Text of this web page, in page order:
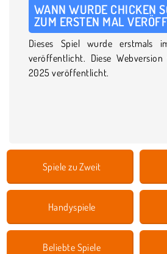
WANN WURDE CHICKEN
ZUM ERSTEN MAL
Dieses Spiel wurde erstmals
veröffentlicht. Diese
2025 veröffentlicht.
Spiele zu Zweit
Handyspiele
Beliebte Spiele